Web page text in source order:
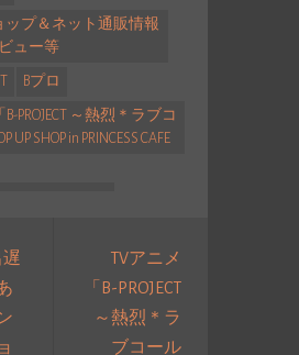
ップ＆ネット通販情報
ュー等
Bプロ
B-PROJECT ～熱烈＊ラブコ
UP SHOP in PRINCESS CAFE
遅
TVアニメ
「B-PROJECT
～熱烈＊ラ
ブコール